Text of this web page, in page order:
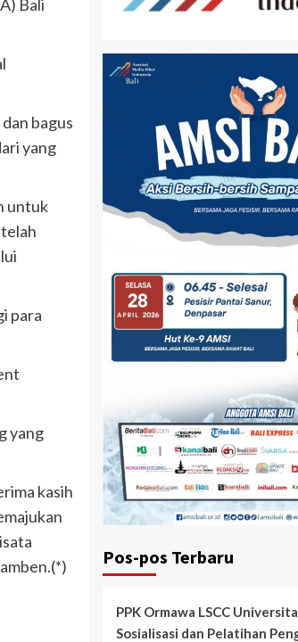
Bali
bagus
yang
untuk
para
yang
kasih
Pos-pos Terbaru
PPK Ormawa LSCC
Sosialisasi dan Pelatihan